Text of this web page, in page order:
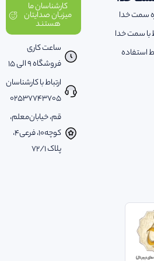
سمت خدا
با سمت خدا
استفاده
کارشناسان ما
میزبان صدایتان
هستند
ساعت کاری
فروشگاه 9 الی 15
ارتباط با کارشناسان
02537743705
قم، خیابان‌معلم،
کوچه‌10، فرعی‌4،
پلاک ‌72/1